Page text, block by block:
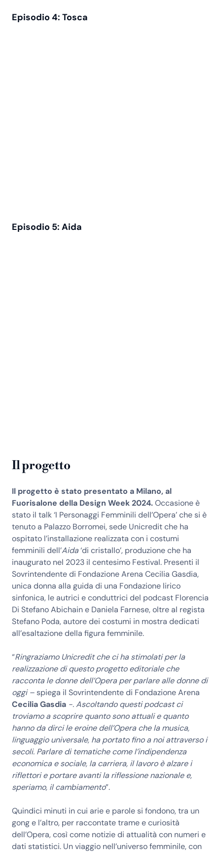
Episodio 4: Tosca
Episodio 5: Aida
Il progetto
Il progetto è stato presentato a Milano, al
Fuorisalone della Design Week 2024.Occasione è
stato il talk ‘I Personaggi Femminili dell’Opera’ che si è
tenuto a Palazzo Borromei, sede Unicredit che ha
ospitato l’installazione realizzata con i costumi
femminili dell’Aida‘di cristallo’, produzione che ha
inaugurato nel 2023 il centesimo Festival. Presenti il
Sovrintendente di Fondazione Arena Cecilia Gasdia,
unica donna alla guida di una Fondazione lirico
sinfonica, le autrici e conduttrici del podcast Florencia
Di Stefano Abichain e Daniela Farnese, oltre al regista
Stefano Poda, autore dei costumi in mostra dedicati
all’esaltazione della figura femminile.
“Ringraziamo Unicredit che ci ha stimolati per la
realizzazione di questo progetto editoriale che
racconta le donne dell’Opera per parlare alle donne di
oggi – spiega il Sovrintendente di Fondazione Arena
Cecilia Gasdia -. Ascoltando questi podcast ci
troviamo a scoprire quanto sono attuali e quanto
hanno da dirci le eroine dell’Opera che la musica,
linguaggio universale, ha portato fino a noi attraverso i
secoli. Parlare di tematiche come l’indipendenza
economica e sociale, la carriera, il lavoro è alzare i
riflettori e portare avanti la riflessione nazionale e,
speriamo, il cambiamento”.
Quindici minuti in cui arie e parole si fondono, tra un
gong e l’altro, per raccontate trame e curiosità
dell’Opera, così come notizie di attualità con numeri e
dati statistici. Un viaggio nell’universo femminile, con